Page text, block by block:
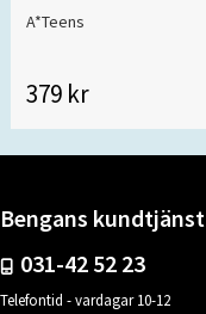
A*Teens
379 kr
Bengans kundtjänst
031-42 52 23
Telefontid - vardagar 10-12